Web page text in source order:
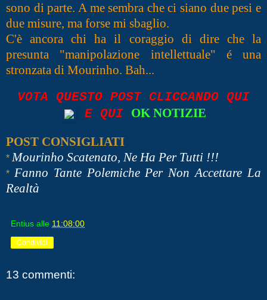
sono di parte. A me sembra che ci siano due pesi e
due misure, ma forse mi sbaglio.
C'è ancora chi ha il coraggio di dire che la
presunta "manipolazione intellettuale" é una
stronzata di Mourinho. Bah...
VOTA QUESTO POST CLICCANDO QUI
E QUI
OK NOTIZIE
POST CONSIGLIATI
*Mourinho Scatenato, Ne Ha Per Tutti !!!
* Fanno Tante Polemiche Per Non Accettare La
Realtà
Entius alle 11:08:00
Condividi
13 commenti: